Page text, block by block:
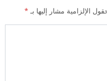
الإلزامية مشار إليها بـ *